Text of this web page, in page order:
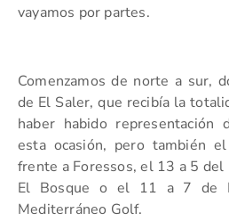
vayamos por partes.
Comenzamos de norte a sur,
de El Saler, que recibía la
haber habido representación
esta ocasión, pero también
frente a Foressos, el 13 a 5 del
El Bosque o el 11 a 7 de
Mediterráneo Golf.